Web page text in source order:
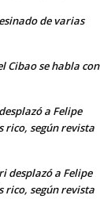
de varias
Cibao se habla con
a Felipe
rico, según revista
desplazó a Felipe
rico, según revista